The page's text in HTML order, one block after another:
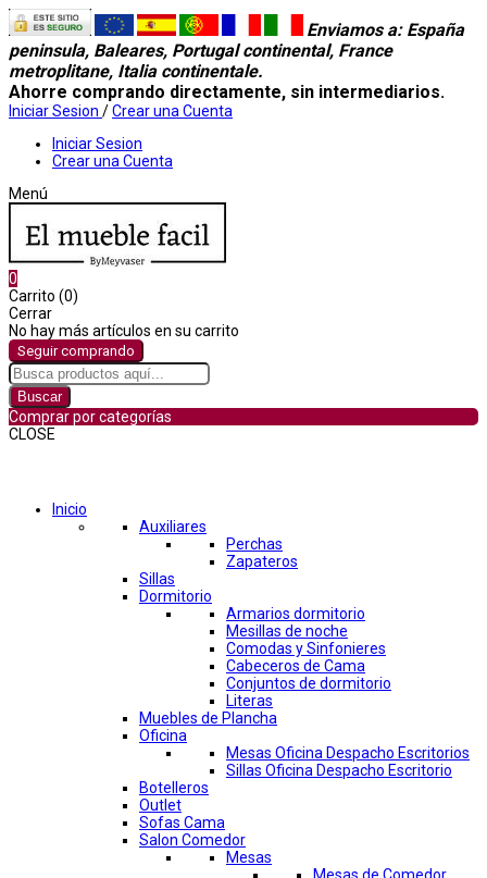
Enviamos a: España
peninsula, Baleares, Portugal continental, France
metroplitane, Italia continentale.
Ahorre comprando directamente, sin intermediarios.
Iniciar Sesion /Crear una Cuenta
Iniciar Sesion
Crear una Cuenta
Menú
0
Carrito (0)
Cerrar
No hay más artículos en su carrito
Seguir comprando
Buscar
Comprar por categorías
CLOSE
Inicio
Auxiliares
Perchas
Zapateros
Sillas
Dormitorio
Armarios dormitorio
Mesillas de noche
Comodas y Sinfonieres
Cabeceros de Cama
Conjuntos de dormitorio
Literas
Muebles de Plancha
Oficina
Mesas Oficina Despacho Escritorios
Sillas Oficina Despacho Escritorio
Botelleros
Outlet
Sofas Cama
Salon Comedor
Mesas